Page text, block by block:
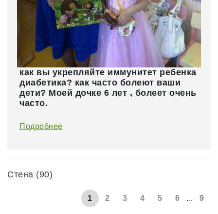
как вы укрепляйте иммунитет ребенка
диабетика? как часто болеют ваши
дети? Моей дочке 6 лет , болеет очень
часто.
Подробнее
Стена (90)
1 2 3 4 5 6 ... 9